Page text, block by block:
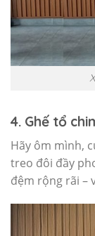
4. Ghế tổ
Hãy ôm mình,
treo đôi đầy
đệm rộng rãi –